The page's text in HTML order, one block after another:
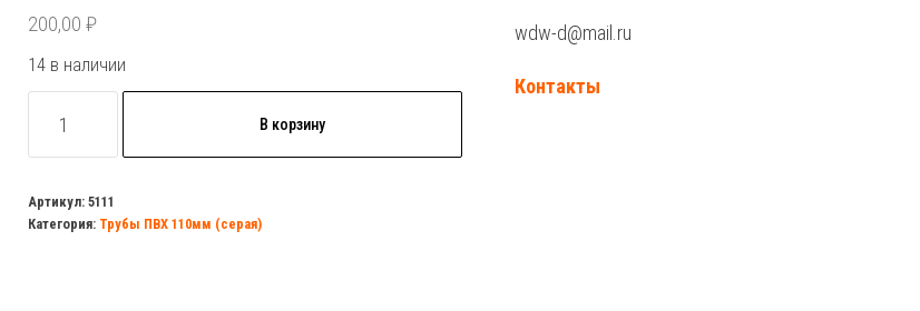
200,00 ₽
14 в наличии
товара
ПВХ
110х50х45гр
В корзину
Артикул: 5111
Категория: Трубы ПВХ 110мм (серая)
wdw-d@mail.ru
Контакты